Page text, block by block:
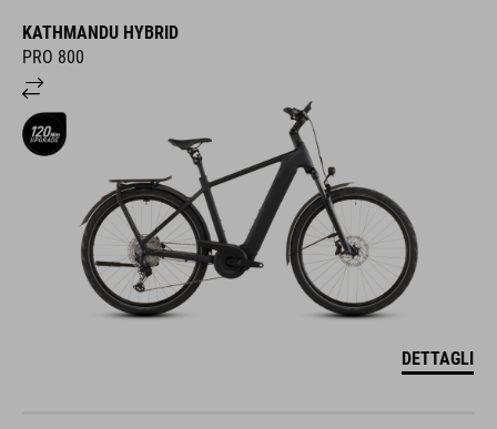
KATHMANDU HYBRID
PRO 800
DETTAGLI